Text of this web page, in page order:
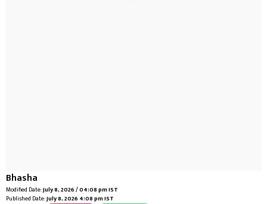
Bhasha
Modified Date:July 8, 2026 / 04:08 pm IST
Published Date:July 8, 2026 4:08 pm IST